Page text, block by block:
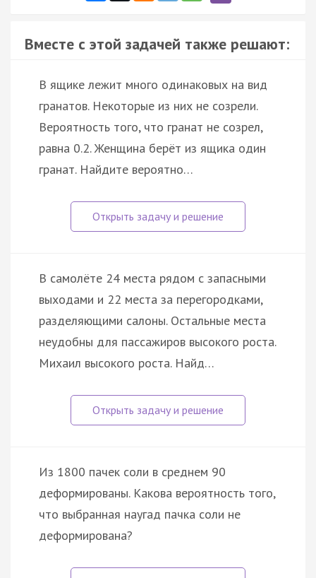
Вместе с этой задачей также решают:
В ящике лежит много одинаковых на вид
гранатов. Некоторые из них не созрели.
Вероятность того, что гранат не созрел,
равна 0.2. Женщина берёт из ящика один
гранат. Найдите вероятно…
В самолёте 24 места рядом с запасными
выходами и 22 места за перегородками,
разделяющими салоны. Остальные места
неудобны для пассажиров высокого роста.
Михаил высокого роста. Найд…
Из 1800 пачек соли в среднем 90
деформированы. Какова вероятность того,
что выбранная наугад пачка соли не
деформирована?